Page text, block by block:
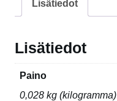
Lisätiedot
Lisätiedot
Paino
0,028 kg (kilogramma)